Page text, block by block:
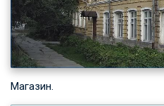
Магазин.